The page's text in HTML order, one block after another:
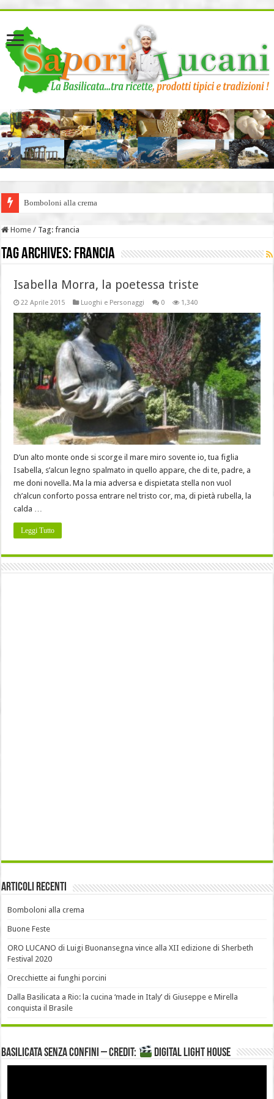
Bomboloni alla crema
Home / Tag:francia
Tag Archives: francia
Isabella Morra, la poetessa triste
22 Aprile 2015 Luoghi e Personaggi 0 1,340
D’un alto monte onde si scorge il mare miro sovente io, tua figlia
Isabella, s’alcun legno spalmato in quello appare, che di te, padre, a
me doni novella. Ma la mia adversa e dispietata stella non vuol
ch’alcun conforto possa entrare nel tristo cor, ma, di pietà rubella, la
calda …
Leggi Tutto
Articoli recenti
Bomboloni alla crema
Buone Feste
ORO LUCANO di Luigi Buonansegna vince alla XII edizione di Sherbeth
Festival 2020
Orecchiette ai funghi porcini
Dalla Basilicata a Rio: la cucina ‘made in Italy’ di Giuseppe e Mirella
conquista il Brasile
Basilicata senza confini – Credit: DIGITAL LIGHT HOUSE